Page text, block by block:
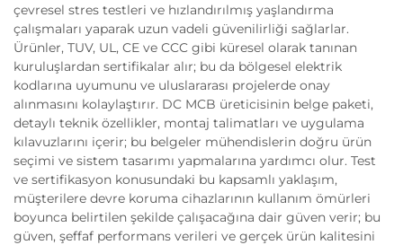
çevresel stres testleri ve hızlandırılmış yaşlandırma
çalışmaları yaparak uzun vadeli güvenilirliği sağlarlar.
Ürünler, TUV, UL, CE ve CCC gibi küresel olarak tanınan
kuruluşlardan sertifikalar alır; bu da bölgesel elektrik
kodlarına uyumunu ve uluslararası projelerde onay
alınmasını kolaylaştırır. DC MCB üreticisinin belge paketi,
detaylı teknik özellikler, montaj talimatları ve uygulama
kılavuzlarını içerir; bu belgeler mühendislerin doğru ürün
seçimi ve sistem tasarımı yapmalarına yardımcı olur. Test
ve sertifikasyon konusundaki bu kapsamlı yaklaşım,
müşterilere devre koruma cihazlarının kullanım ömürleri
boyunca belirtilen şekilde çalışacağına dair güven verir; bu
güven, şeffaf performans verileri ve gerçek ürün kalitesini